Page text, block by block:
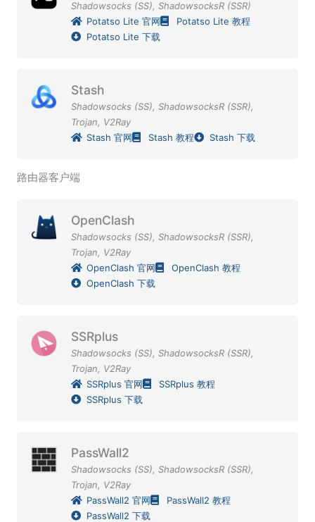
Shadowsocks (SS), ShadowsocksR (SSR)
Potatso Lite 官网
Potatso Lite 教程
Potatso Lite 下载
Stash
Shadowsocks (SS), ShadowsocksR (SSR),
Trojan, V2Ray
Stash 官网
Stash 教程 Stash 下载
路由器客户端
OpenClash
Shadowsocks (SS), ShadowsocksR (SSR),
Trojan, V2Ray
OpenClash 官网
OpenClash 教程
OpenClash 下载
SSRplus
Shadowsocks (SS), ShadowsocksR (SSR),
Trojan, V2Ray
SSRplus 官网
SSRplus 教程
SSRplus 下载
PassWall2
Shadowsocks (SS), ShadowsocksR (SSR),
Trojan, V2Ray
PassWall2 官网
PassWall2 教程
PassWall2 下载